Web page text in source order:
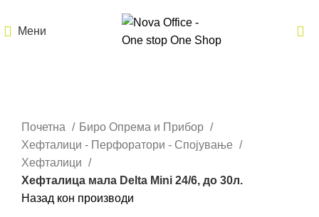
Мени
Почетна
Биро Опрема и Прибор
Хефталици - Перфоратори - Спојување
Хефталици
Хефталица мала Delta Mini 24/6, до 30л.
Назад кон производи